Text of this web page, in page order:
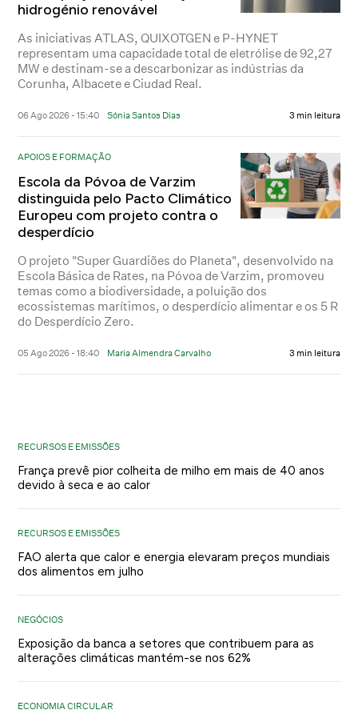
hidrogénio renovável
As iniciativas ATLAS, QUIXOTGEN e P-HYNET
representam uma capacidade total de eletrólise de 92,27
MW e destinam-se a descarbonizar as indústrias da
Corunha, Albacete e Ciudad Real.
06 Ago 2026 - 15:40 Sónia Santos Dias 3 min leitura
APOIOS E FORMAÇÃO
Escola da Póvoa de Varzim
distinguida pelo Pacto Climático
Europeu com projeto contra o
desperdício
O projeto "Super Guardiões do Planeta", desenvolvido na
Escola Básica de Rates, na Póvoa de Varzim, promoveu
temas como a biodiversidade, a poluição dos
ecossistemas marítimos, o desperdício alimentar e os 5 R
do Desperdício Zero.
05 Ago 2026 - 18:40 Maria Almendra Carvalho 3 min leitura
RECURSOS E EMISSÕES
França prevê pior colheita de milho em mais de 40 anos
devido à seca e ao calor
RECURSOS E EMISSÕES
FAO alerta que calor e energia elevaram preços mundiais
dos alimentos em julho
NEGÓCIOS
Exposição da banca a setores que contribuem para as
alterações climáticas mantém-se nos 62%
ECONOMIA CIRCULAR